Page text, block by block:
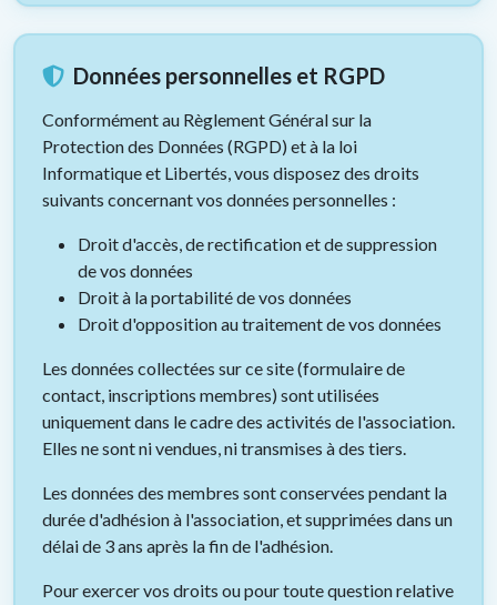
Données personnelles et RGPD
Conformément au Règlement Général sur la
Protection des Données (RGPD) et à la loi
Informatique et Libertés, vous disposez des droits
suivants concernant vos données personnelles :
Droit d'accès, de rectification et de suppression
de vos données
Droit à la portabilité de vos données
Droit d'opposition au traitement de vos données
Les données collectées sur ce site (formulaire de
contact, inscriptions membres) sont utilisées
uniquement dans le cadre des activités de l'association.
Elles ne sont ni vendues, ni transmises à des tiers.
Les données des membres sont conservées pendant la
durée d'adhésion à l'association, et supprimées dans un
délai de 3 ans après la fin de l'adhésion.
Pour exercer vos droits ou pour toute question relative